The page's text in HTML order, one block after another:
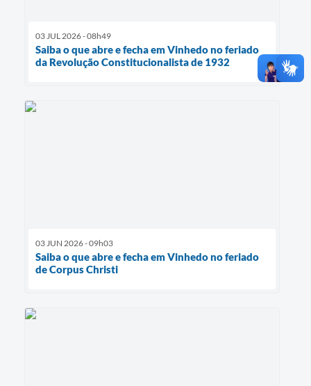
03 JUL 2026 - 08h49
Saiba o que abre e fecha em Vinhedo no feriado
da Revolução Constitucionalista de 1932
03 JUN 2026 - 09h03
Saiba o que abre e fecha em Vinhedo no feriado
de Corpus Christi